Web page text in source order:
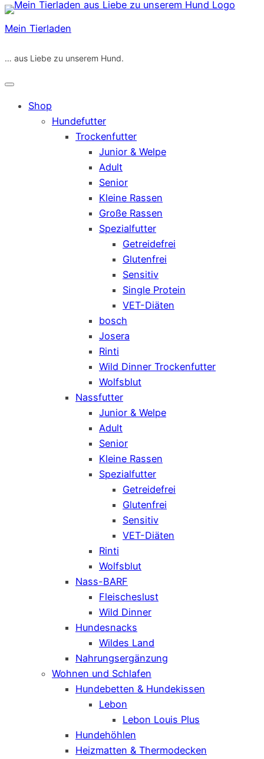
Zum
Inhalt
Mein Tierladen
… aus Liebe zu unserem Hund.
Shop
Hundefutter
Trockenfutter
Junior & Welpe
Adult
Senior
Kleine Rassen
Große Rassen
Spezialfutter
Getreidefrei
Glutenfrei
Sensitiv
Single Protein
VET-Diäten
bosch
Josera
Rinti
Wild Dinner Trockenfutter
Wolfsblut
Nassfutter
Junior & Welpe
Adult
Senior
Kleine Rassen
Spezialfutter
Getreidefrei
Glutenfrei
Sensitiv
VET-Diäten
Rinti
Wolfsblut
Nass-BARF
Fleischeslust
Wild Dinner
Hundesnacks
Wildes Land
Nahrungsergänzung
Wohnen und Schlafen
Hundebetten & Hundekissen
Lebon
Lebon Louis Plus
Hundehöhlen
Heizmatten & Thermodecken